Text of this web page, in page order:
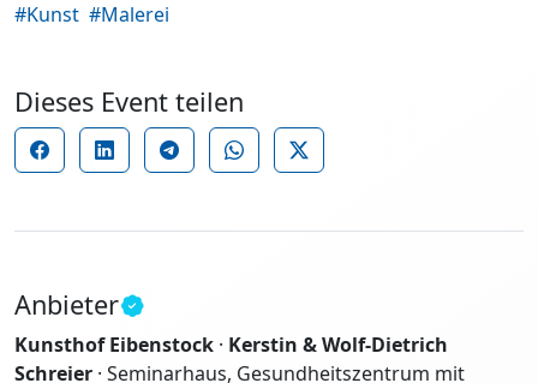
#Kunst #Malerei
Dieses Event teilen
Anbieter
Kunsthof Eibenstock · Kerstin & Wolf-Dietrich
Schreier · Seminarhaus, Gesundheitszentrum mit